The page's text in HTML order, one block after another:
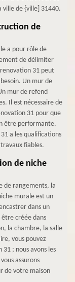
ville de {ville] 31440.
de
a pour rôle de
de délimiter
31 peut
Un mur de
mur de refend
Il est nécessaire de
31 pour que
être performante.
a les qualifications
fiables.
de niche
de rangements, la
murale est un
dans un
créée dans
la chambre, la salle
vous pouvez
; nous avons les
assurons
de votre maison